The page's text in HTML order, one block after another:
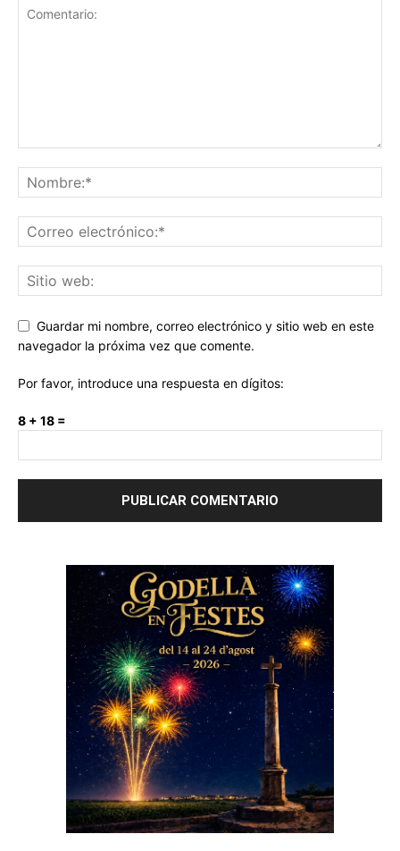
Guardar mi nombre, correo electrónico y sitio web en este
navegador la próxima vez que comente.
Por favor, introduce una respuesta en dígitos:
8 + 18 =